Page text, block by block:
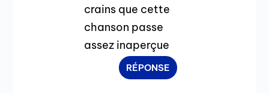
crains que cette
chanson passe
assez inaperçue
RÉPONSE